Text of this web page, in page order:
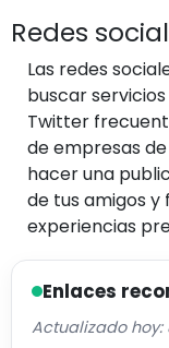
Redes
Las redes
buscar
Twitter
de empresas
hacer una
de tus amigos y
experiencias
Enlaces
Actualizado hoy: